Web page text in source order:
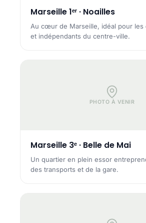
Marseille 1ᵉʳ · Noailles
Au cœur de Marseille, idéal pour les
et indépendants du centre-ville.
PHOTO À VENIR
Marseille 3ᵉ · Belle de Mai
Un quartier en plein essor
des transports et de la gare.